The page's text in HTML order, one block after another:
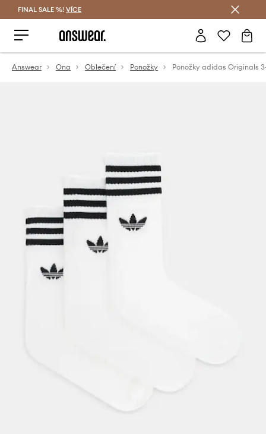
FINAL SALE %! VÍCE
Answear Ona Oblečení Ponožky